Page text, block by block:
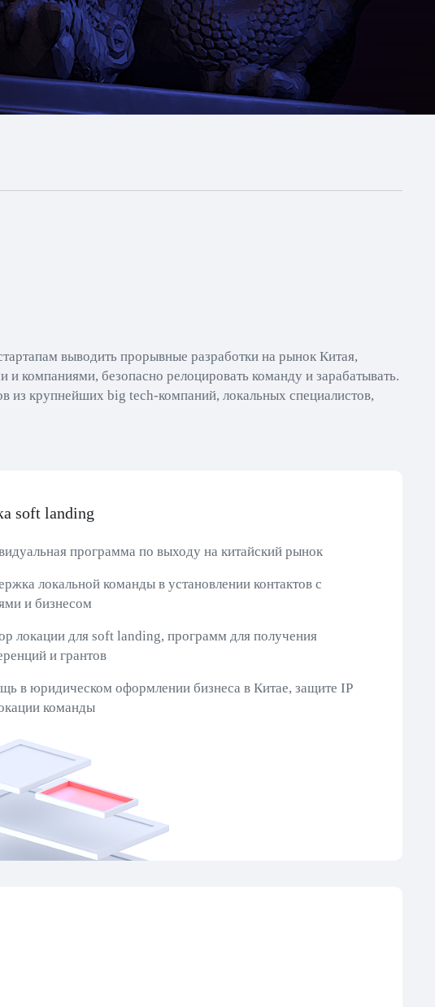
выводить прорывные разработки на рынок Китая,
компаниями, безопасно релоцировать команду и зарабатывать.
из крупнейших big tech-компаний, локальных специалистов,
soft landing
программа по выходу на китайский рынок
локальной команды в установлении контактов с
и бизнесом
локации для soft landing, программ для получения
и грантов
в юридическом оформлении бизнеса в Китае, защите IP
команды